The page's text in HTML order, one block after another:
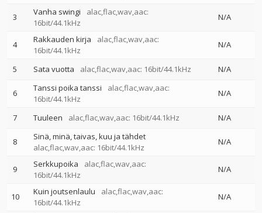
3 Vanha swingi
alac,flac,wav,aac:
16bit/44.1kHz
N/A
4 Rakkauden kirja
alac,flac,wav,aac:
16bit/44.1kHz
N/A
5 Sata vuotta alac,flac,wav,aac: 16bit/44.1kHz N/A
6 Tanssi poika tanssi
alac,flac,wav,aac:
16bit/44.1kHz
N/A
7 Tuuleen alac,flac,wav,aac: 16bit/44.1kHz N/A
8
Sinä, minä, taivas, kuu ja tähdet
alac,flac,wav,aac: 16bit/44.1kHz
N/A
9 Serkkupoika
alac,flac,wav,aac:
16bit/44.1kHz
N/A
10 Kuin joutsenlaulu
alac,flac,wav,aac:
16bit/44.1kHz
N/A